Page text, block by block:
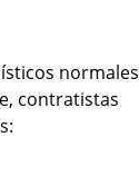
contratistas